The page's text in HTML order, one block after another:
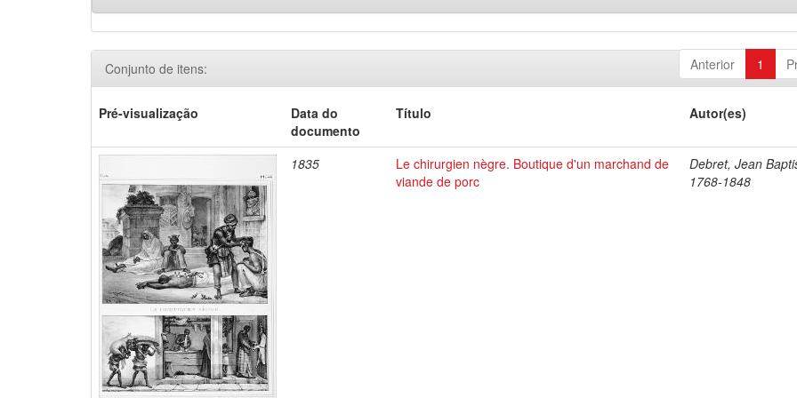
Anterior 1
Conjunto de itens:
Pré-visualização
Data do
documento
Título Autor(es)
1835
Le chirurgien nègre. Boutique d'un marchand de
viande de porc
Debret, Jean
1768-1848